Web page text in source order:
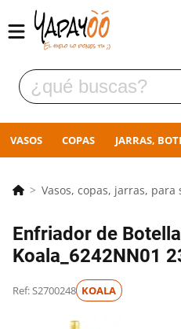
VASOS COPAS JARRAS,
Vasos, copas, jarras,
Enfriador de
Koala_6242NN01
Ref: S2700248 KOALA